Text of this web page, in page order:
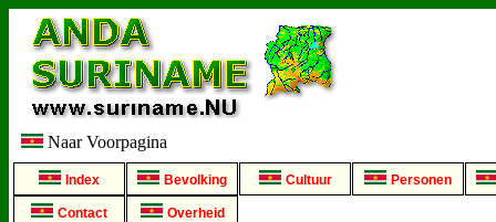
Naar Voorpagina
Index Bevolking Cultuur Personen
Contact Overheid